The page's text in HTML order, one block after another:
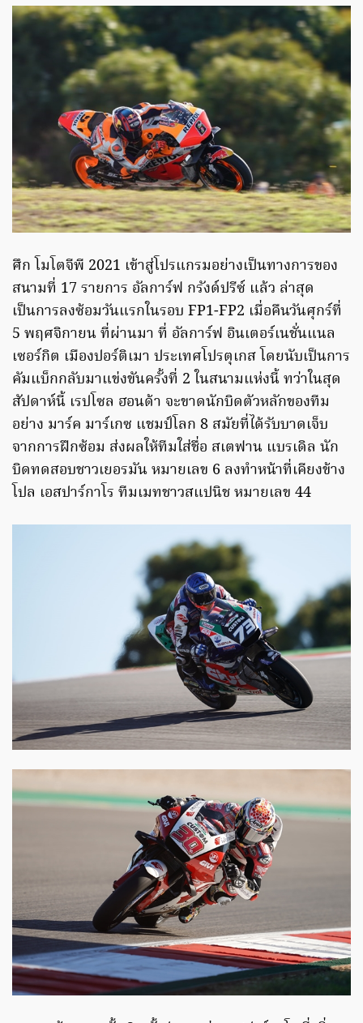
ศึก โมโตจีพี 2021 เข้าสู่โปรแกรมอย่างเป็นทางการของ
สนามที่ 17 รายการ อัลการ์ฟ กรังด์ปรีซ์ แล้ว ล่าสุด
เป็นการลงซ้อมวันแรกในรอบ FP1-FP2 เมื่อคืนวันศุกร์ที่
5 พฤศจิกายน ที่ผ่านมา ที่ อัลการ์ฟ อินเตอร์เนชั่นแนล
เซอร์กิต เมืองปอร์ติเมา ประเทศโปรตุเกส โดยนับเป็นการ
คัมแบ็กกลับมาแข่งขันครั้งที่ 2 ในสนามแห่งนี้ ทว่าในสุด
สัปดาห์นี้ เรปโซล ฮอนด้า จะขาดนักบิดตัวหลักของทีม
อย่าง มาร์ค มาร์เกซ แชมป์โลก 8 สมัยที่ได้รับบาดเจ็บ
จากการฝึกซ้อม ส่งผลให้ทีมใส่ชื่อ สเตฟาน แบรเดิล นัก
บิดทดสอบชาวเยอรมัน หมายเลข 6 ลงทำหน้าที่เคียงข้าง
โปล เอสปาร์กาโร ทีมเมทชาวสแปนิช หมายเลข 44